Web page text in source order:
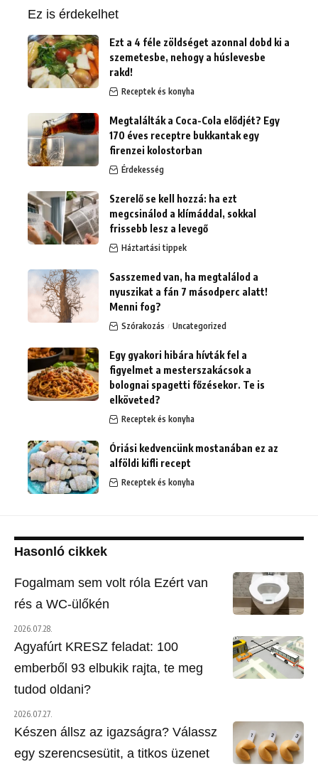
Ez is érdekelhet
Ezt a 4 féle zöldséget azonnal dobd ki a
szemetesbe, nehogy a húslevesbe
rakd!
Receptek és konyha
Megtalálták a Coca-Cola elődjét? Egy
170 éves receptre bukkantak egy
firenzei kolostorban
Érdekesség
Szerelő se kell hozzá: ha ezt
megcsinálod a klímáddal, sokkal
frissebb lesz a levegő
Háztartási tippek
Sasszemed van, ha megtalálod a
nyuszikat a fán 7 másodperc alatt!
Menni fog?
Szórakozás Uncategorized
Egy gyakori hibára hívták fel a
figyelmet a mesterszakácsok a
bolognai spagetti főzésekor. Te is
elköveted?
Receptek és konyha
Óriási kedvencünk mostanában ez az
alföldi kifli recept
Receptek és konyha
Hasonló cikkek
Fogalmam sem volt róla Ezért van
rés a WC-ülőkén
2026.07.28.
Agyafúrt KRESZ feladat: 100
emberből 93 elbukik rajta, te meg
tudod oldani?
2026.07.27.
Készen állsz az igazságra? Válassz
egy szerencsesütit, a titkos üzenet